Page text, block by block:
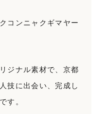
コンニャクギマヤー
ジナル素材で、京都
技に出会い、完成し
す。